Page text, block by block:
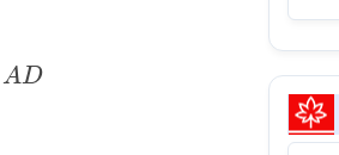
= AD